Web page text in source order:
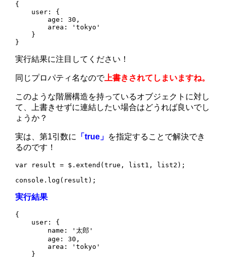
{
    user: {
        age: 30,
        area: 'tokyo'
    }
}
実行結果に注目してください！
同じプロパティ名なので上書きされてしまいますね。
このような階層構造を持っているオブジェクトに対し
て、上書きせずに連結したい場合はどうれば良いでし
ょうか？
実は、第1引数に 「true」 を指定することで解決でき
るのです！
var result = $.extend(true, list1, list2);
console.log(result);
実行結果
{
    user: {
        name: '太郎'
        age: 30,
        area: 'tokyo'
    }